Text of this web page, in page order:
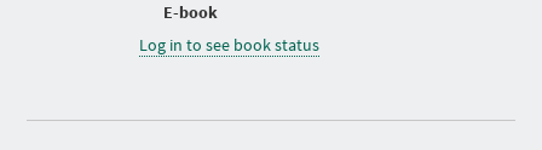
E-book
Log in to see book status